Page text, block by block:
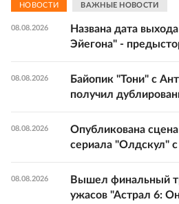
НОВОСТИ ВАЖНЫЕ НОВОСТИ
08.08.2026
Названа дата
Эйегона" -
08.08.2026
Байопик "Тони" с
получил
08.08.2026
Опубликована сцена
сериала "Олдскул"
08.08.2026
Вышел финальный
ужасов "Астрал 6: